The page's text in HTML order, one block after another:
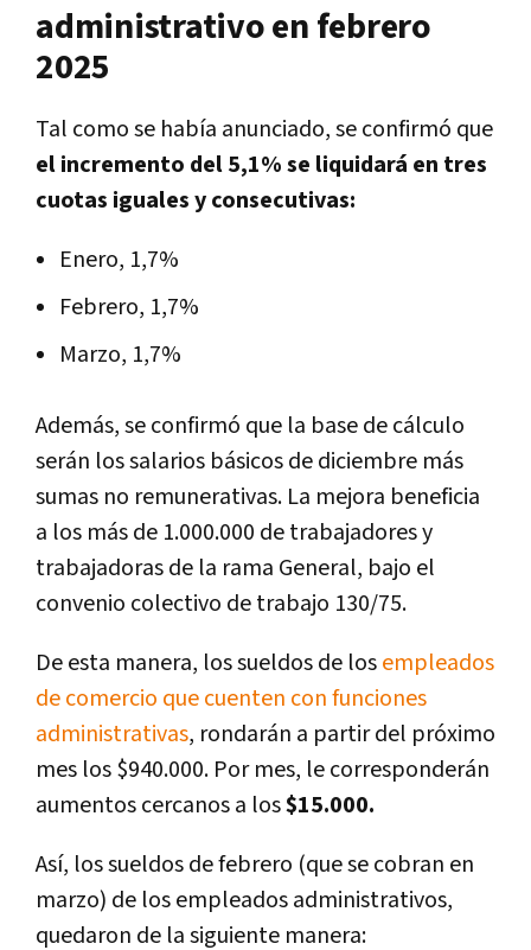
administrativo en febrero
2025
Tal como se había anunciado, se confirmó que
el incremento del 5,1% se liquidará en tres
cuotas iguales y consecutivas:
Enero, 1,7%
Febrero, 1,7%
Marzo, 1,7%
Además, se confirmó que la base de cálculo
serán los salarios básicos de diciembre más
sumas no remunerativas. La mejora beneficia
a los más de 1.000.000 de trabajadores y
trabajadoras de la rama General, bajo el
convenio colectivo de trabajo 130/75.
De esta manera, los sueldos de losempleados
de comercio que cuenten con funciones
administrativas, rondarán a partir del próximo
mes los $940.000. Por mes, le corresponderán
aumentos cercanos a los$15.000.
Así, los sueldos de febrero (que se cobran en
marzo) de los empleados administrativos,
quedaron de la siguiente manera: